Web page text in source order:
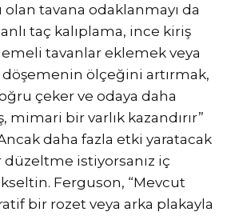
olan tavana odaklanmayı da
taç kalıplama, ince kiriş
tavanlar eklemek veya
ölçeğini artırmak,
çeker ve odaya daha
mimari bir varlık kazandırır”
daha fazla etki yaratacak
düzeltme istiyorsanız iç
Ferguson, “Mevcut
bir rozet veya arka plakayla